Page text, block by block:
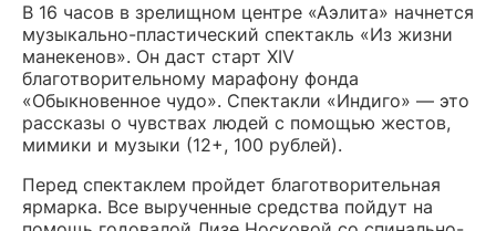
В 16 часов в зрелищном центре «Аэлита» начнется
музыкально-пластический спектакль «Из жизни
манекенов». Он даст старт XIV
благотворительному марафону фонда
«Обыкновенное чудо». Спектакли «Индиго» — это
рассказы о чувствах людей с помощью жестов,
мимики и музыки (12+, 100 рублей).
Перед спектаклем пройдет благотворительная
ярмарка. Все вырученные средства пойдут на